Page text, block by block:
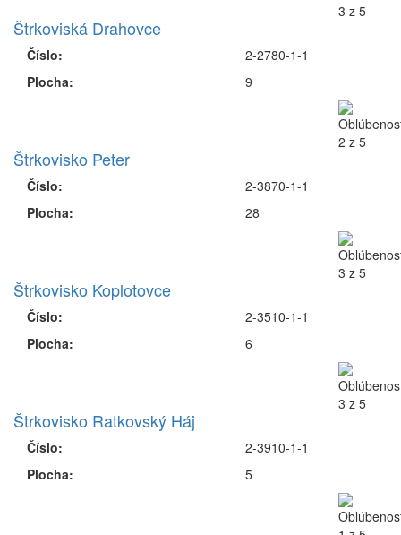
Štrkoviská Drahovce
Číslo:
Plocha:
2-2780-1-1
9
Štrkovisko Peter
Číslo:
Plocha:
2-3870-1-1
28
Štrkovisko Koplotovce
Číslo:
Plocha:
2-3510-1-1
6
Štrkovisko Ratkovský Háj
Číslo:
Plocha:
2-3910-1-1
5